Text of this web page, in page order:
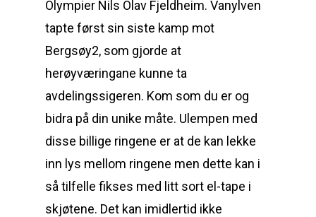
Olympier Nils Olav Fjeldheim. Vanylven
tapte først sin siste kamp mot
Bergsøy2, som gjorde at
herøyværingane kunne ta
avdelingssigeren. Kom som du er og
bidra på din unike måte. Ulempen med
disse billige ringene er at de kan lekke
inn lys mellom ringene men dette kan i
så tilfelle fikses med litt sort el-tape i
skjøtene. Det kan imidlertid ikke